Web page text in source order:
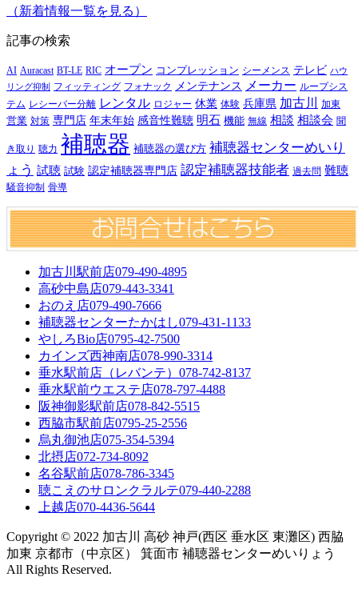
（新着情報一覧を見る）
記事の検索
AI Auracast BT-LE RIC オープン コンプレッション シーメンス テレビ ハウ
リング抑制
フィッティング フォナック メンテナンス メーカー ループシス
テム レシーバー分離 レンタル ロジャー 休業 体験 兵庫県 加古川 加東
営業 対策 専門店 年末年始 感音性難聴 明石 機能 無線 相談 相談会 聞
き取り 聴力 補聴器 補聴器の選び方 補聴器センターめいり
ょう 試聴 試験 認定補聴器専門店 認定補聴器技能者 過去問 難聴
騒音抑制 骨導
加古川駅前店079-490-4895
高砂中島店079-443-3341
おのえ店079-490-7666
補聴器センターたかはし079-431-1133
やしろBio店0795-42-7500
カインズ西神南店078-990-3314
垂水駅前店（レバンテ） 078-742-8137
垂水駅前ウエステ店078-797-4488
阪神御影駅前店078-842-5515
西脇市駅前店0795-25-2556
烏丸御池店075-354-5394
北摂店072-734-8092
名谷駅前店078-786-3345
聴こえのサロンクラルテ079-440-2288
上越店070-4436-5644
Copyright © 2022 加古川 高砂 神戸(西区 垂水区 東灘区) 西脇
加東 京都市（中京区） 箕面市 補聴器センターめいりょう
All Rights Reserved.